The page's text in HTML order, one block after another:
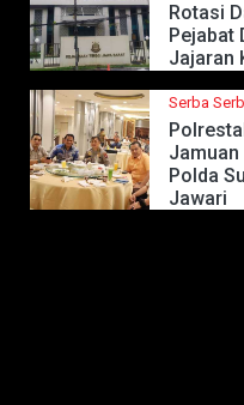
Rotasi
Pejabat
Jajaran
Serba
Jamuan
Polda
Jawari